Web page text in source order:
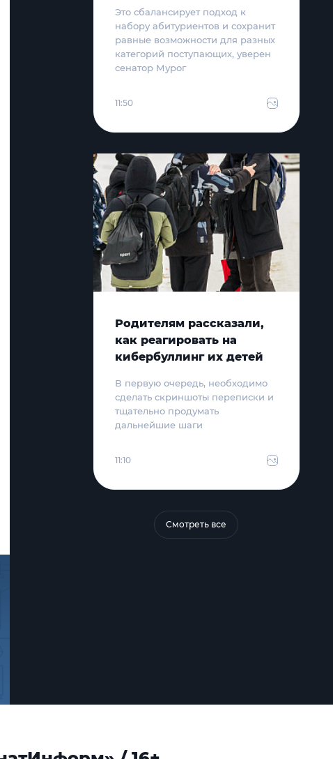
Это сбалансирует подход к
набору абитуриентов и сохранит
равные возможности для разных
категорий поступающих, уверен
сенатор Мурог
11:50
Родителям рассказали,
как реагировать на
кибербуллинг их детей
В первую очередь, необходимо
сделать скриншоты переписки и
тщательно продумать
дальнейшие шаги
11:10
Смотреть все